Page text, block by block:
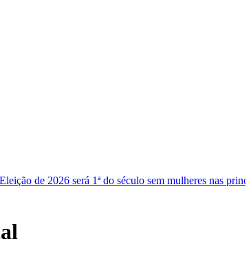
1ª do século sem mulheres nas principais chapas